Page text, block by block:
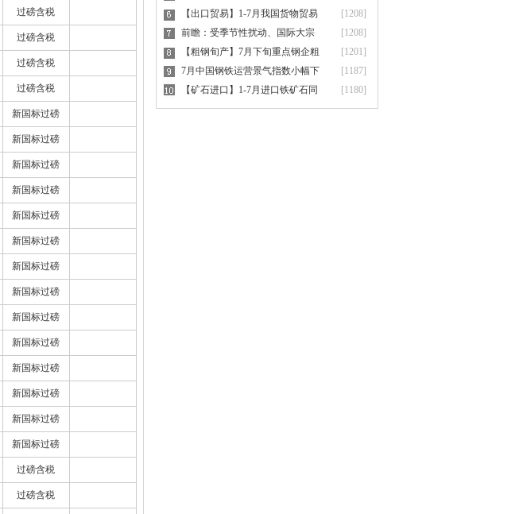
过磅含税
过磅含税
过磅含税
过磅含税
新国标过磅
新国标过磅
新国标过磅
新国标过磅
新国标过磅
新国标过磅
新国标过磅
新国标过磅
新国标过磅
新国标过磅
新国标过磅
新国标过磅
新国标过磅
新国标过磅
过磅含税
过磅含税